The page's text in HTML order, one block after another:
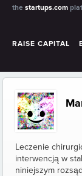
the startups.com
RAISE CAPITAL
Leczenie
interwencją w
niniejszym